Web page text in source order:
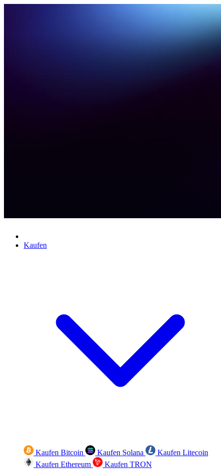
Kaufen
Kaufen Bitcoin Kaufen Solana
Kaufen Litecoin
Kaufen Ethereum
Kaufen TRON